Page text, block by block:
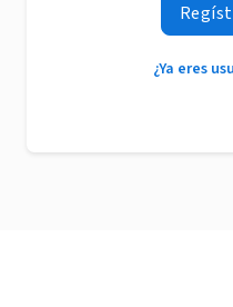
¿Ya eres